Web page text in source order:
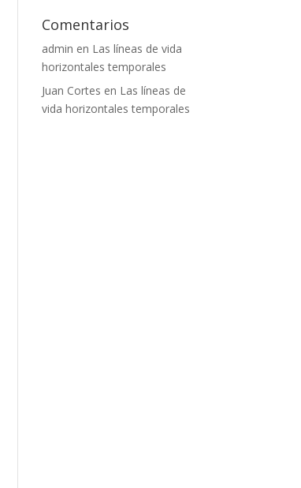
Comentarios
admin en Las líneas de vida
horizontales temporales
Juan Cortes en Las líneas de
vida horizontales temporales